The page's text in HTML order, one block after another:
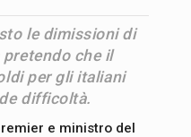
le dimissioni di
pretendo che il
per gli italiani
difficoltà.
e ministro del